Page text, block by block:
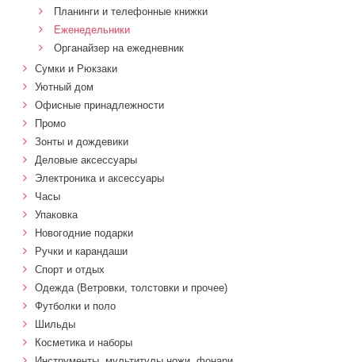
Планинги и телефонные книжки
Еженедельники
Органайзер на ежедневник
Сумки и Рюкзаки
Уютный дом
Офисные принадлежности
Промо
Зонты и дождевики
Деловые аксессуары
Электроника и аксессуары
Часы
Упаковка
Новогодние подарки
Ручки и карандаши
Спорт и отдых
Одежда (Ветровки, толстовки и прочее)
Футболки и поло
Шильды
Косметика и наборы